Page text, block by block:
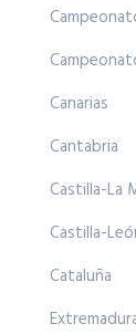
Canarias
Cantabria
Castilla-La
Castilla-
Cataluña